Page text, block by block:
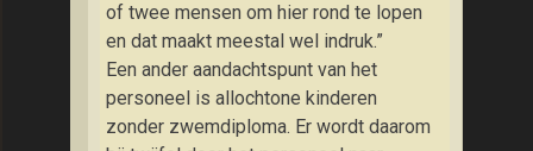
of twee mensen om hier rond te lopen
en dat maakt meestal wel indruk.”
Een ander aandachtspunt van het
personeel is allochtone kinderen
zonder zwemdiploma. Er wordt daarom